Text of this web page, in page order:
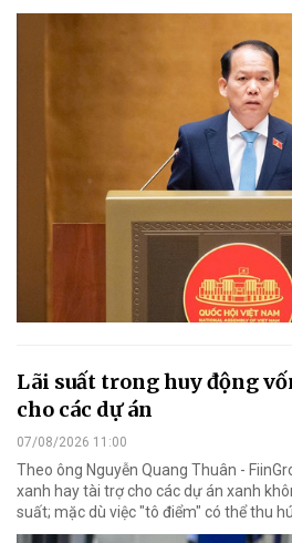
Lãi suất trong huy động
cho các dự án
07/08/2026 11:00
Theo ông Nguyễn Quang Thuân -
xanh hay tài trợ cho các dự án xanh
suất; mặc dù việc "tô điểm" có thể thu